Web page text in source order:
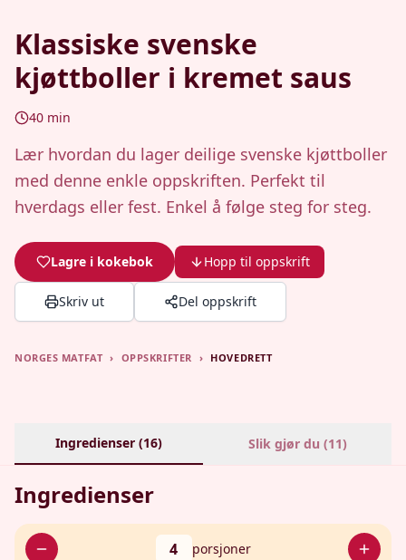
Klassiske svenske
kjøttboller i kremet saus
40 min
Lær hvordan du lager deilige svenske kjøttboller
med denne enkle oppskriften. Perfekt til
hverdags eller fest. Enkel å følge steg for steg.
Lagre i kokebok Hopp til oppskrift
Skriv ut Del oppskrift
NORGES MATFAT › OPPSKRIFTER › HOVEDRETT
Ingredienser (16) Slik gjør du (11)
Ingredienser
4 porsjoner